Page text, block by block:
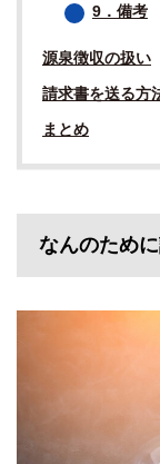
9．備考
源泉徴収の扱い
請求書を送る方
まとめ
なんのため